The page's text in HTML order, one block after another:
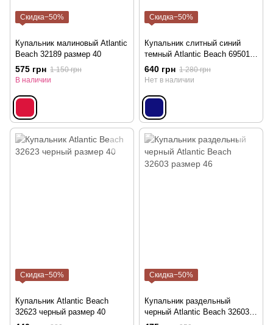
Скидка−50%
Купальник малиновый Atlantic
Beach 32189 размер 40
575 грн 1 150 грн
В наличии
Скидка−50%
Купальник слитный синий
темный Atlantic Beach 695013
размер 38
640 грн 1 280 грн
Нет в наличии
Скидка−50%
Купальник Atlantic Beach
32623 черный размер 40
Скидка−50%
Купальник раздельный
черный Atlantic Beach 32603
размер 46